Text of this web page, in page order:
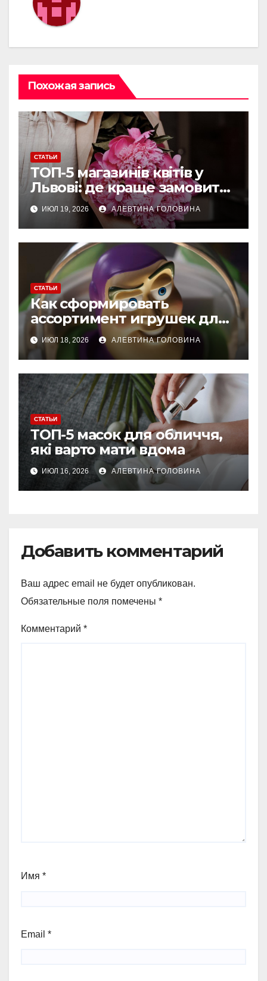
Похожая запись
СТАТЬИ
ТОП-5 магазинів квітів у
Львові: де краще замовити
букет із доставкою
ИЮЛ 19, 2026 АЛЕВТИНА ГОЛОВИНА
СТАТЬИ
Как сформировать
ассортимент игрушек для
магазина: спрос, качество,
сезонность и выбор мягких
игрушек
ИЮЛ 18, 2026 АЛЕВТИНА ГОЛОВИНА
СТАТЬИ
ТОП-5 масок для обличчя,
які варто мати вдома
ИЮЛ 16, 2026 АЛЕВТИНА ГОЛОВИНА
Добавить комментарий
Ваш адрес email не будет опубликован.
Обязательные поля помечены *
Комментарий *
Имя *
Email *